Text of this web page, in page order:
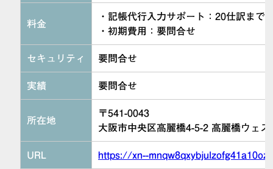
料金
・記帳代行入力サポート：20仕訳まで
・初期費用：要問合せ
セキュリティ 要問合せ
実績 要問合せ
所在地
〒541-0043
大阪市中央区高麗橋4-5-2 高麗橋ウェス
URL https://xn--